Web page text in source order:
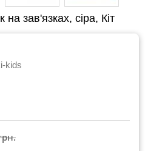
зав'язках, сіра, Кіт
kids